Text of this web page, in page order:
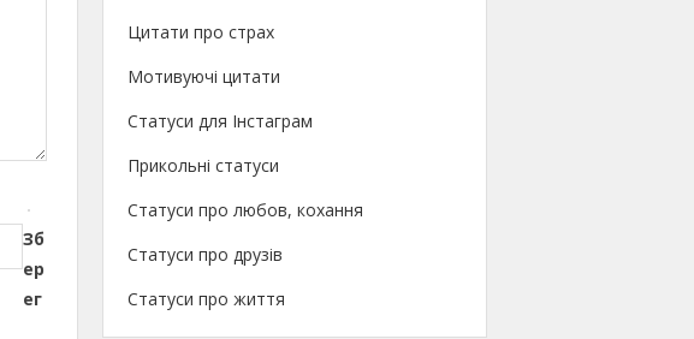
Зб
ер
ег
Цитати про страх
Мотивуючі цитати
Статуси для Інстаграм
Прикольні статуси
Статуси про любов, кохання
Статуси про друзів
Статуси про життя